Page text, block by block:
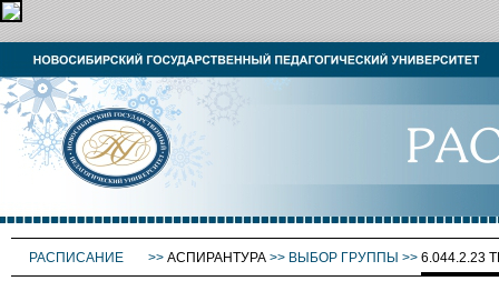
РАСПИСАНИЕ >> АСПИРАНТУРА >> ВЫБОР ГРУППЫ >> 6.044.2.23